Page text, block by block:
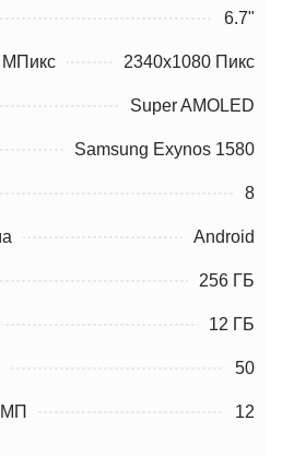
6.7"
МПикс 2340x1080 Пикс
Super AMOLED
Samsung Exynos 1580
8
Android
256 ГБ
12 ГБ
50
МП 12